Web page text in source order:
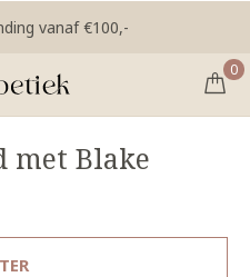
0
vanaf €100,-
met Blake